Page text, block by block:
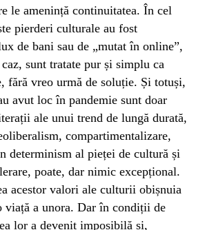
le amenință continuitatea. În cel
pierderi culturale au fost
de bani sau de „mutat în online”,
sunt tratate pur și simplu ca
fără vreo urmă de soluție. Și totuși,
avut loc în pandemie sunt doar
ale unui trend de lungă durată,
compartimentalizare,
determinism al pieței de cultură și
poate, dar nimic excepțional.
acestor valori ale culturii obișnuia
viață a unora. Dar în condiții de
lor a devenit imposibilă și,